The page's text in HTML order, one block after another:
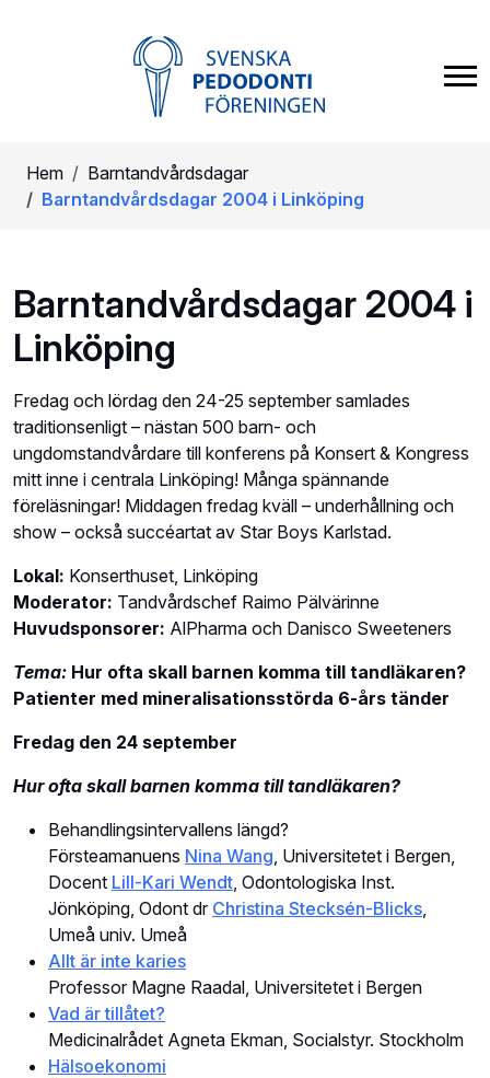
Hem
Barntandvårdsdagar
Barntandvårdsdagar 2004 i Linköping
Barntandvårdsdagar 2004 i
Linköping
Fredag och lördag den 24-25 september samlades
traditionsenligt – nästan 500 barn- och
ungdomstandvårdare till konferens på Konsert & Kongress
mitt inne i centrala Linköping! Många spännande
föreläsningar! Middagen fredag kväll – underhållning och
show – också succéartat av Star Boys Karlstad.
Lokal: Konserthuset, Linköping
Moderator: Tandvårdschef Raimo Pälvärinne
Huvudsponsorer: AlPharma och Danisco Sweeteners
Tema: Hur ofta skall barnen komma till tandläkaren?
Patienter med mineralisationsstörda 6-års tänder
Fredag den 24 september
Hur ofta skall barnen komma till tandläkaren?
Behandlingsintervallens längd?
Försteamanuens Nina Wang , Universitetet i Bergen,
Docent Lill-Kari Wendt , Odontologiska Inst.
Jönköping, Odont dr Christina Stecksén-Blicks
Umeå univ. Umeå
Allt är inte karies
Professor Magne Raadal, Universitetet i Bergen
Vad är tillåtet?
Medicinalrådet Agneta Ekman, Socialstyr. Stockholm
Hälsoekonomi